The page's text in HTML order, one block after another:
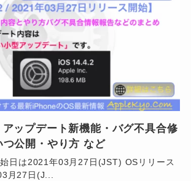
アップデート新機能・バグ不具合修
つ公開・やり方 など
日は2021年03月27日(JST) OSリリース
月27日(J...